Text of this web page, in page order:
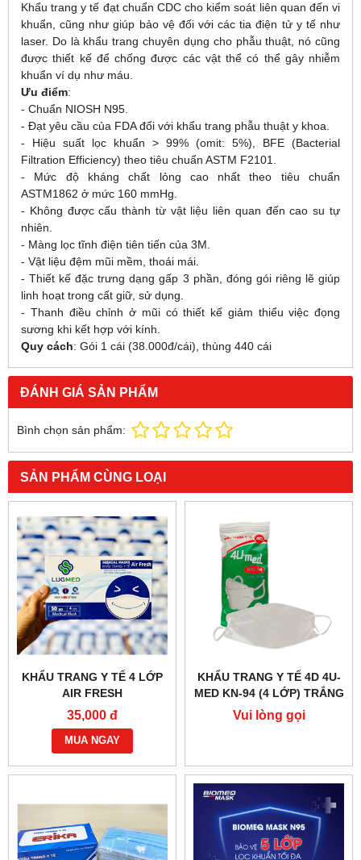
Khẩu trang y tế đạt chuẩn CDC cho kiểm soát liên quan đến vi
khuẩn, cũng như giúp bảo vệ đối với các tia điện tử y tế như
laser. Do là khẩu trang chuyên dụng cho phẫu thuật, nó cũng
được thiết kế để chống được các vật thể có thể gây nhiễm
khuẩn ví dụ như máu.
Ưu điểm:
- Chuẩn NIOSH N95.
- Đạt yêu cầu của FDA đối với khẩu trang phẫu thuật y khoa.
- Hiệu suất lọc khuẩn > 99% (omit: 5%), BFE (Bacterial
Filtration Efficiency) theo tiêu chuẩn ASTM F2101.
- Mức độ kháng chất lỏng cao nhất theo tiêu chuẩn
ASTM1862 ở mức 160 mmHg.
- Không được cấu thành từ vật liệu liên quan đến cao su tự
nhiên.
- Màng lọc tĩnh điện tiên tiến của 3M.
- Vật liệu đệm mũi mềm, thoái mái.
- Thiết kế đặc trưng dạng gấp 3 phần, đóng gói riêng lẽ giúp
linh hoạt trong cất giữ, sử dụng.
- Thanh điều chỉnh ở mũi có thiết kế giảm thiểu việc đọng
sương khi kết hợp với kính.
Quy cách: Gói 1 cái (38.000đ/cái), thùng 440 cái
ĐÁNH GIÁ SẢN PHẨM
Bình chọn sản phẩm:
SẢN PHẨM CÙNG LOẠI
KHẨU TRANG Y TẾ 4 LỚP
AIR FRESH
35,000 đ
MUA NGAY
KHẨU TRANG Y TẾ 4D 4U-
MED KN-94 (4 LỚP) TRẮNG
Vui lòng gọi